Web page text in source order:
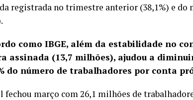
registrada no trimestre anterior (38,1%) e do
como IBGE, além da estabilidade no
assinada (13,7 milhões), ajudou a
do número de trabalhadores por conta
fechou março com 26,1 milhões de